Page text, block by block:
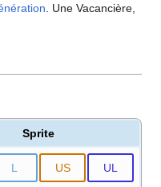
. Une Vacancière,
Sprite
L US UL